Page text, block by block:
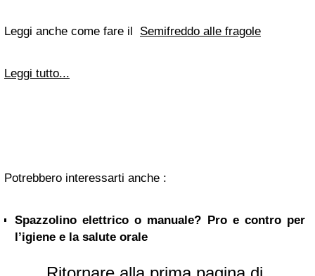
Leggi anche come fare il Semifreddo alle fragole
Leggi tutto...
Potrebbero interessarti anche :
Spazzolino elettrico o manuale? Pro e contro per
l’igiene e la salute orale